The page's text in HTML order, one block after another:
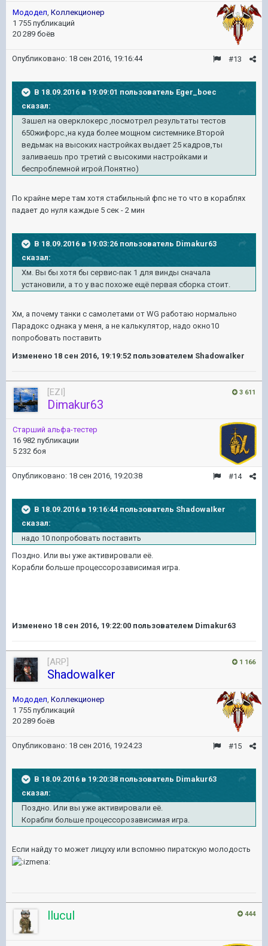
Мододел, Коллекционер
1 755 публикаций
20 289 боёв
#13
Опубликовано: 18 сен 2016, 19:16:44
В 18.09.2016 в 19:09:01 пользователь Eger_boec
сказал:
Зашел на оверклокерс ,посмотрел результаты тестов
650жифорс.,на куда более мощном системнике.Второй
ведьмак на высоких настройках выдает 25 кадров,ты
заливаешь про третий с высокими настройками и
беспроблемной игрой.Понятно)
По крайне мере там хотя стабильный фпс не то что в кораблях
падает до нуля каждые 5 сек - 2 мин
В 18.09.2016 в 19:03:26 пользователь Dimakur63
сказал:
Хм. Вы бы хотя бы сервис-пак 1 для винды сначала
установили, а то у вас похоже ещё первая сборка стоит.
Хм, а почему танки с самолетами от WG работаю нормально
Парадокс однака у меня, а не калькулятор, надо окно10
попробовать поставить
Изменено 18 сен 2016, 19:19:52 пользователем ShadowaIker
3 611
[EZI]
Dimakur63
Старший альфа-тестер
16 982 публикации
5 232 боя
#14
Опубликовано: 18 сен 2016, 19:20:38
В 18.09.2016 в 19:16:44 пользователь ShadowaIker
сказал:
надо 10 попробовать поставить
Поздно. Или вы уже активировали её.
Корабли больше процессорозависимая игра.
Изменено 18 сен 2016, 19:22:00 пользователем Dimakur63
1 166
[ARP]
ShadowaIker
Мододел, Коллекционер
1 755 публикаций
20 289 боёв
#15
Опубликовано: 18 сен 2016, 19:24:23
В 18.09.2016 в 19:20:38 пользователь Dimakur63
сказал:
Поздно. Или вы уже активировали её.
Корабли больше процессорозависимая игра.
Если найду то может лицуху или вспомню пиратскую молодость
444
llucul